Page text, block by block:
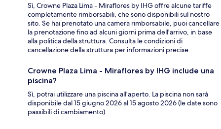
Sì, Crowne Plaza Lima - Miraflores by IHG offre alcune tariffe
completamente rimborsabili, che sono disponibili sul nostro
sito. Se hai prenotato una camera rimborsabile, puoi cancellare
la prenotazione fino ad alcuni giorni prima dell'arrivo, in base
alla politica della struttura. Consulta le condizioni di
cancellazione della struttura per informazioni precise.
Crowne Plaza Lima - Miraflores by IHG include una
piscina?
Sì, potrai utilizzare una piscina all'aperto. La piscina non sarà
disponibile dal 15 giugno 2026 al 15 agosto 2026 (le date sono
passibili di cambiamento).